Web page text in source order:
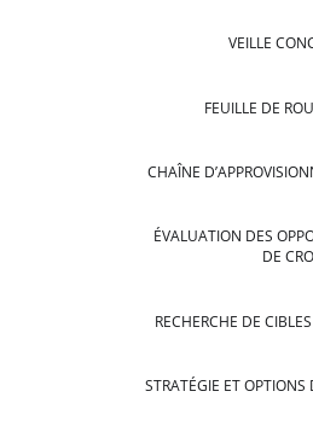
VEILLE
FEUILLE DE
CHAÎNE
ÉVALUATION DES
DE
RECHERCHE DE
STRATÉGIE ET OPTIONS